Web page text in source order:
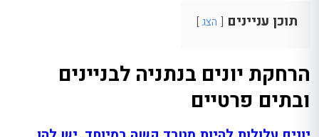
תוכן עניינים הצג
הרחקת יונים בנתניה לבניינים
ובתים פרטיים